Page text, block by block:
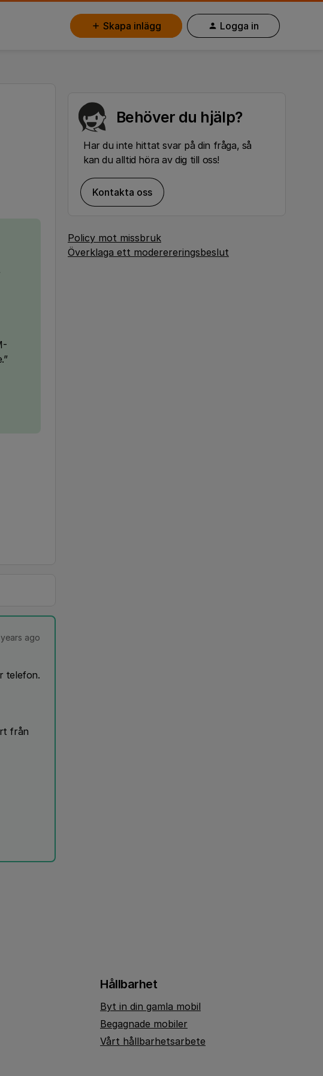
Skapa inlägg Logga in
ago
telefon.
från
Behöver du hjälp?
Har du inte hittat svar på din fråga, så
kan du alltid höra av dig till oss!
Kontakta oss
Policy mot missbruk
Överklaga ett moderereringsbeslut
Hållbarhet
Byt in din gamla mobil
Begagnade mobiler
Vårt hållbarhetsarbete